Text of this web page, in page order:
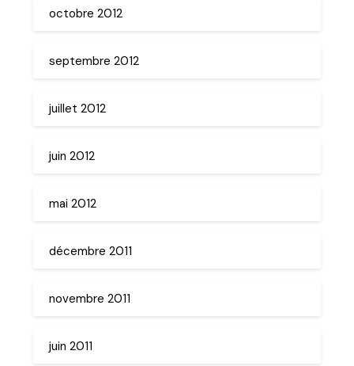
octobre 2012
septembre 2012
juillet 2012
juin 2012
mai 2012
décembre 2011
novembre 2011
juin 2011